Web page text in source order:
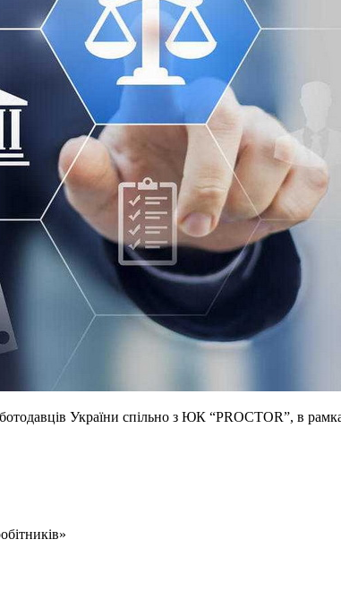
України спільно з ЮК “PROCTOR”, в